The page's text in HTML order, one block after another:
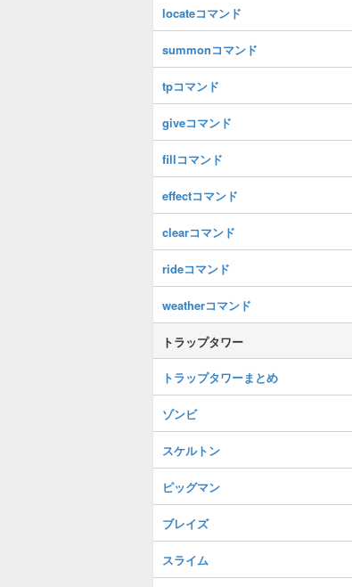
locateコマンド
summonコマンド
tpコマンド
giveコマンド
fillコマンド
effectコマンド
clearコマンド
rideコマンド
weatherコマンド
トラップタワー
トラップタワーまとめ
ゾンビ
スケルトン
ピッグマン
ブレイズ
スライム